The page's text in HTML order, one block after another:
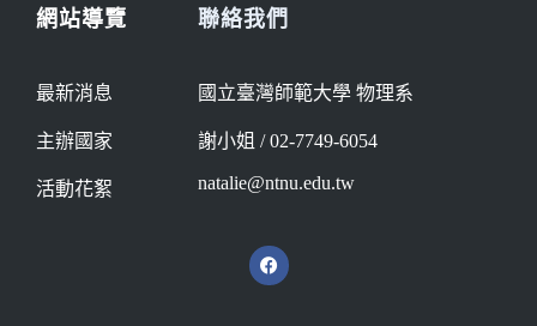
網站導覽
最新消息
主辦國家
活動花絮
聯絡我們
國立臺灣師範大學 物理系
謝小姐 / 02-7749-6054
natalie@ntnu.edu.tw